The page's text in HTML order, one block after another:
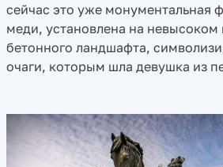
сейчас это уже монументальная
меди, установлена на невысоком
бетонного ландшафта,
очаги, которым шла девушка из